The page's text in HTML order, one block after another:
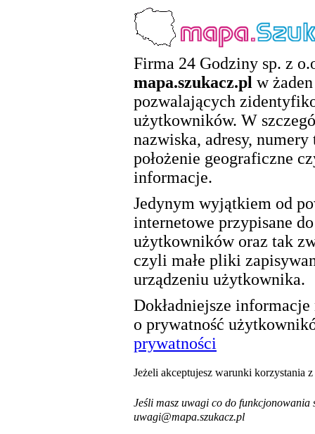
Firma 24 Godziny sp. z
mapa.szukacz.pl w
pozwalających
użytkowników. W
nazwiska, adresy,
położenie geograficzne
informacje.
Jedynym wyjątkiem od
internetowe przypisane
użytkowników oraz tak
czyli małe pliki
urządzeniu użytkownika.
Dokładniejsze
o prywatność
prywatności
Jeżeli akceptujesz warunki korzystania
Jeśli masz uwagi co do funkcjonowania
uwagi@mapa.szukacz.pl